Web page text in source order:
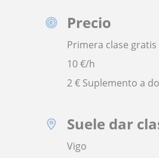
Precio
Primera clase gratis
10€/h
2 € Suplemento a
Suele dar
Vigo